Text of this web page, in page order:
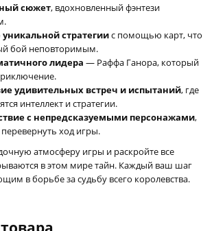
сюжет, вдохновленный фэнтези
стратегиис помощью карт, что
бой неповторимым.
лидера — Раффа Ганора, который
удивительных встреч и испытаний, где
интеллект и стратегии.
с непредсказуемыми персонажами,
ход игры.
атмосферу игры и раскройте все
в этом мире тайн. Каждый ваш шаг
в борьбе за судьбу всего королевства.